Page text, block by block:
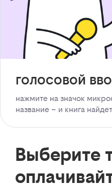
голосовой
нажмите на значок
название – и книга
Выберите